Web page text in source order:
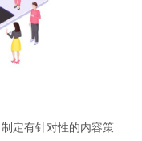
定有针对性的内容策